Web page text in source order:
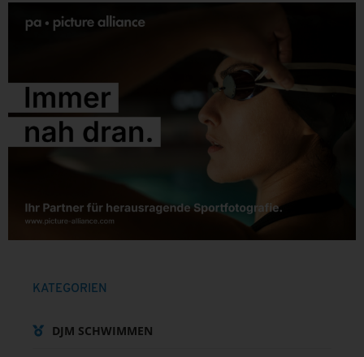
KATEGORIEN
DJM SCHWIMMEN